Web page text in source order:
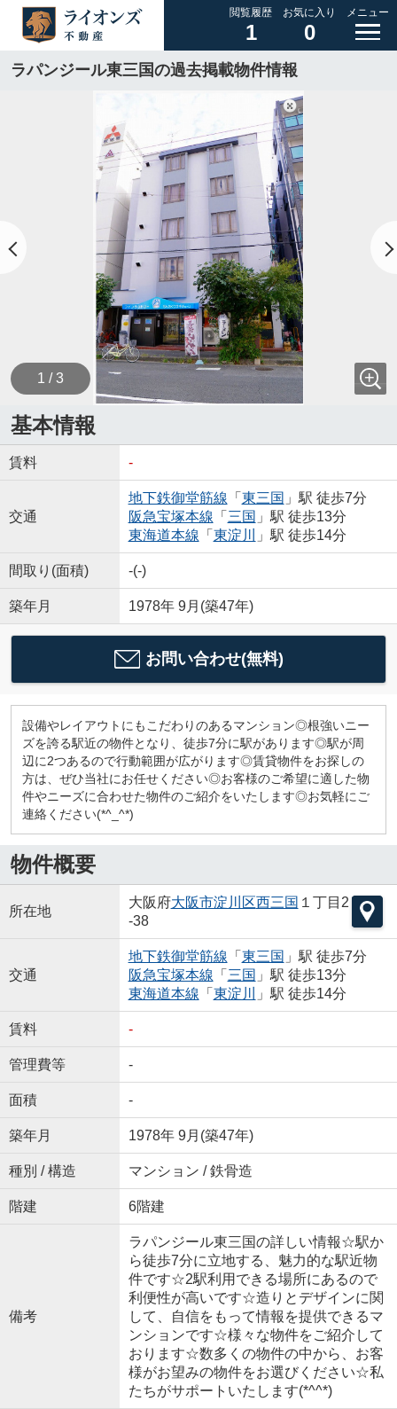
閲覧履歴
1
お気に入り
0
メニュー
ラパンジール東三国の過去掲載物件情報
1 / 3
基本情報
賃料 -
交通
地下鉄御堂筋線 「 東三国 」駅 徒歩7分
阪急宝塚本線 「 三国 」駅 徒歩13分
東海道本線 「 東淀川 」駅 徒歩14分
間取り(面積) -(-)
築年月 1978年 9月(築47年)
お問い合わせ(無料)
設備やレイアウトにもこだわりのあるマンション◎根強いニー
ズを誇る駅近の物件となり、徒歩7分に駅があります◎駅が周
辺に2つあるので行動範囲が広がります◎賃貸物件をお探しの
方は、ぜひ当社にお任せください◎お客様のご希望に適した物
件やニーズに合わせた物件のご紹介をいたします◎お気軽にご
連絡ください(*^_^*)
物件概要
所在地
大阪府大阪市淀川区西三国 １丁目2
-38
交通
地下鉄御堂筋線 「 東三国 」駅 徒歩7分
阪急宝塚本線 「 三国 」駅 徒歩13分
東海道本線 「 東淀川 」駅 徒歩14分
賃料 -
管理費等 -
面積 -
築年月 1978年 9月(築47年)
種別 / 構造 マンション / 鉄骨造
階建 6階建
備考
ラパンジール東三国の詳しい情報☆駅か
ら徒歩7分に立地する、魅力的な駅近物
件です☆2駅利用できる場所にあるので
利便性が高いです☆造りとデザインに関
して、自信をもって情報を提供できるマ
ンションです☆様々な物件をご紹介して
おります☆数多くの物件の中から、お客
様がお望みの物件をお選びください☆私
たちがサポートいたします(*^^*)